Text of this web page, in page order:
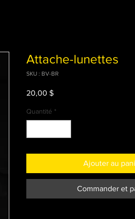
Attache-lunettes
SKU : BV-BR
20,00 $Prix
Quantité *
Ajouter au
Commander et